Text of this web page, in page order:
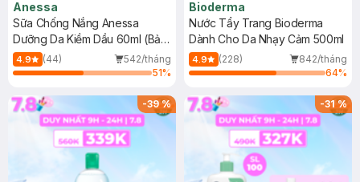
Anessa
Sữa Chống Nắng Anessa
Dưỡng Da Kiềm Dầu 60ml (Bản
Mới)
4.9 (44)
542/tháng
51%
Bioderma
Nước Tẩy Trang Bioderma
Dành Cho Da Nhạy Cảm 500ml
4.9 (228)
842/tháng
64%
-39% -31%